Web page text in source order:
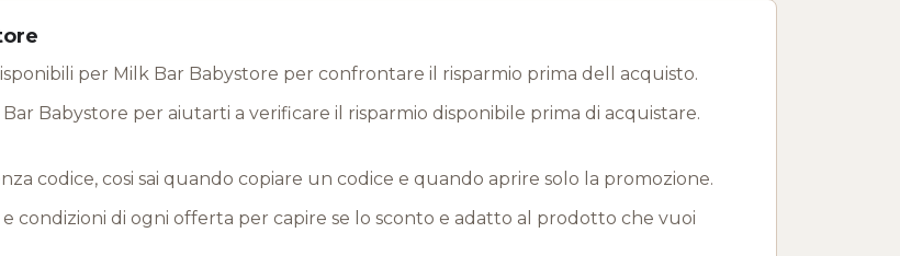
per Milk Bar Babystore per confrontare il risparmio prima dell acquisto.
Babystore per aiutarti a verificare il risparmio disponibile prima di acquistare.
codice, cosi sai quando copiare un codice e quando aprire solo la promozione.
condizioni di ogni offerta per capire se lo sconto e adatto al prodotto che vuoi